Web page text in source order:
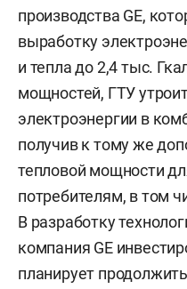
производства GE,
выработку
и тепла до 2,4 тыс.
мощностей, ГТУ
электроэнергии в
получив к тому же
тепловой мощности
потребителям, в том
В разработку
компания GE
планирует